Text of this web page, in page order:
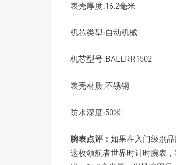
表壳厚度:16.2毫米
机芯类型:自动机械
机芯型号:BALLRR1502
表壳材质:不锈钢
防水深度:50米
腕表点评： 如果在入门级别
这枚领航者世界时计时腕表